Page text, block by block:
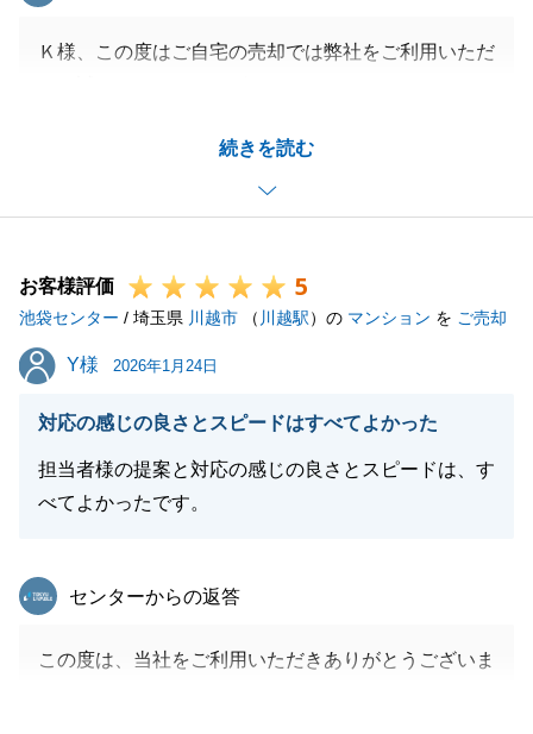
続きを読む
Ｋ様、この度はご自宅の売却では弊社をご利用いただ
うこともあり、良いご縁をお繋ぎすることができまし
首都圏外の賃貸部署等の連携については、ご不便をお
社内共有の上、組織の改善を続けてまいります。
今後とも、よろしくお願いいたします。
閉じる
お客様評価 5
池袋センター / 埼玉県 川越市 （ 川越駅）の マンション を ご売却
Y様
Y様 2026年1月24日
対応の感じの良さとスピードはすべてよかった
担当者様の提案と対応の感じの良さとスピードは、す
べてよかったです。
東急リバブル
センターからの返答
この度は、当社をご利用いただきありがとうございま